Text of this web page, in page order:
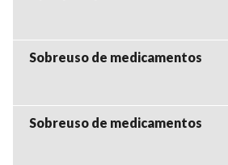
Sobreuso de medicamentos
Sobreuso de medicamentos